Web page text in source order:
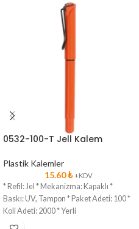
0532-100-T Jell Kalem
Plastik Kalemler
15.60₺ +KDV
* Refil: Jel * Mekanizma: Kapaklı *
Baskı: UV, Tampon * Paket Adeti: 100 *
Koli Adeti: 2000 * Yerli